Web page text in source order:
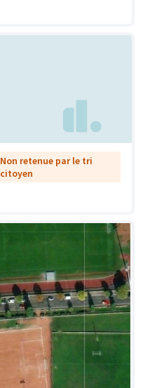
Non retenue par le tri
citoyen